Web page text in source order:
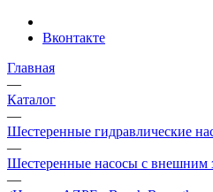
Вконтакте
Главная
—
Каталог
—
Шестеренные гидравлические
—
Шестеренные насосы с внешним
—